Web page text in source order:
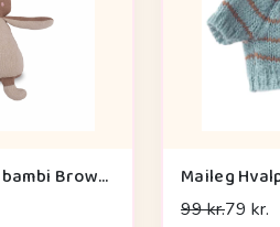
Bamse - Bea the bambi Brownie
99 kr.79 kr.